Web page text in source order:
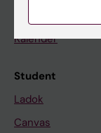
Kalender
Student
Ladok
Canvas